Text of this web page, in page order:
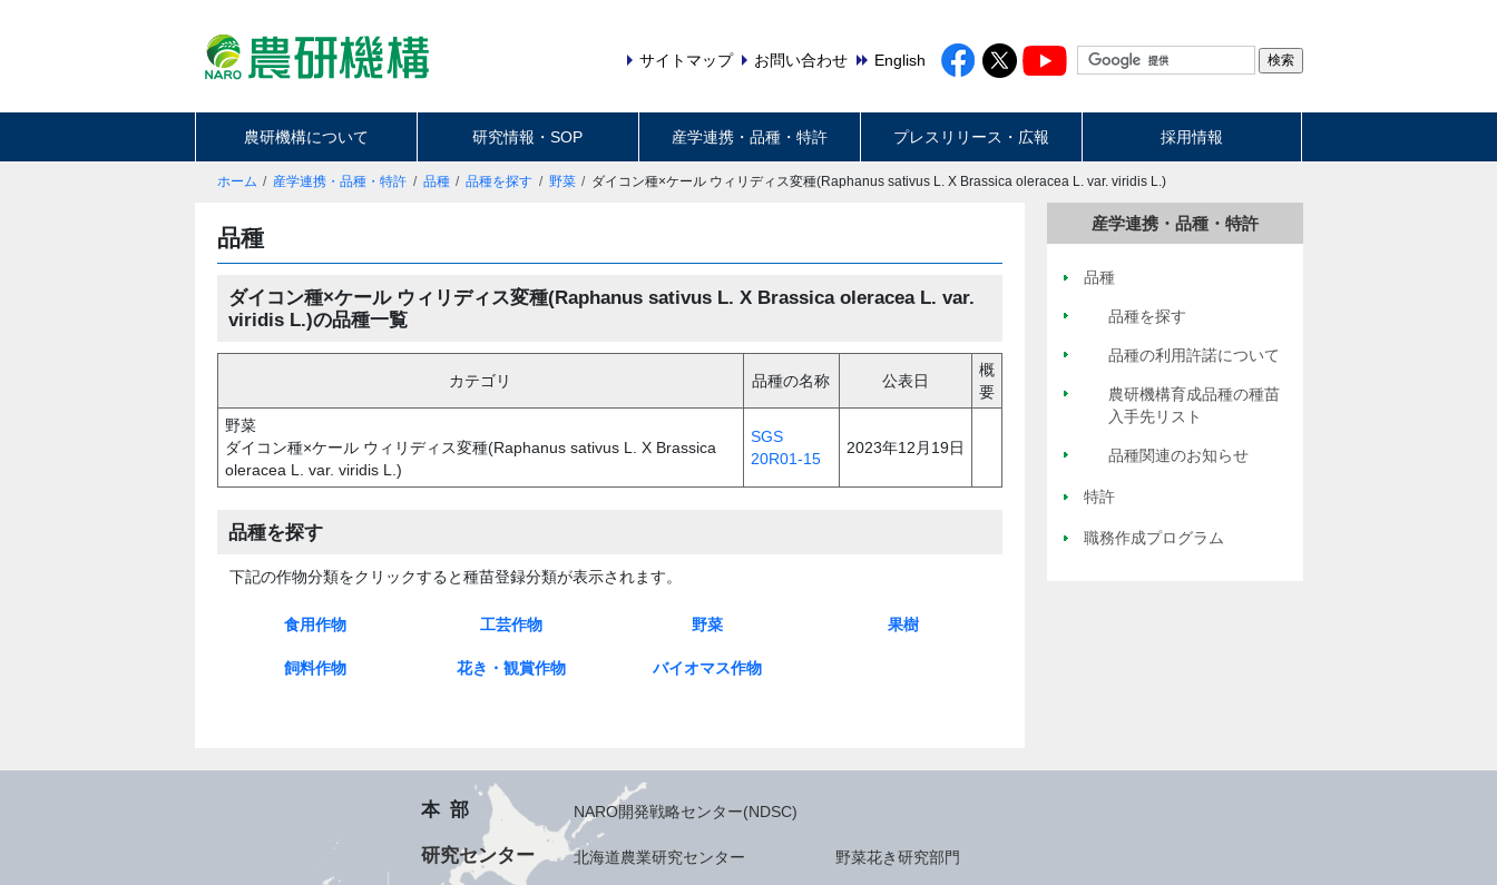
サイトマップ お問い合わせ English
農研機構について 研究情報・SOP 産学連携・品種・特許 プレスリリース・広報 採用情報
ホーム 産学連携・品種・特許 品種 品種を探す 野菜 ダイコン種×ケール ウィリディス変種(Raphanus sativus L. X Brassica oleracea L. var. viridis L.)
品種
ダイコン種×ケール ウィリディス変種(Raphanus sativus L. X Brassica oleracea L. var.
viridis L.)の品種一覧
カテゴリ 品種の名称 公表日
概
要
野菜
ダイコン種×ケール ウィリディス変種(Raphanus sativus L. X Brassica
oleracea L. var. viridis L.)
SGS
20R01-15
2023年12月19日
品種を探す
下記の作物分類をクリックすると種苗登録分類が表示されます。
食用作物
ばれいしょ
さつまいも
だったんそば
はとむぎ
アマランサス
工芸作物
なたね
さとうきび
てんさい
野菜
だいこん
ダイコン種×ケール ウィ
リディス変種
ヤーコン
はくさい
レタス
キャベツ
たまねぎ
アスパラガス
アブラナ(在来ナタネ)種
トマト
きゅうり
かぼちゃ
とうがらし属
いちご
すいか
メロン
果樹
飼料作物 花き・観賞作物 バイオマス作物
産学連携・品種・特許
品種
品種を探す
品種の利用許諾について
農研機構育成品種の種苗
入手先リスト
品種関連のお知らせ
特許
職務作成プログラム
本部 NARO開発戦略センター(NDSC)
研究センター 北海道農業研究センター 野菜花き研究部門